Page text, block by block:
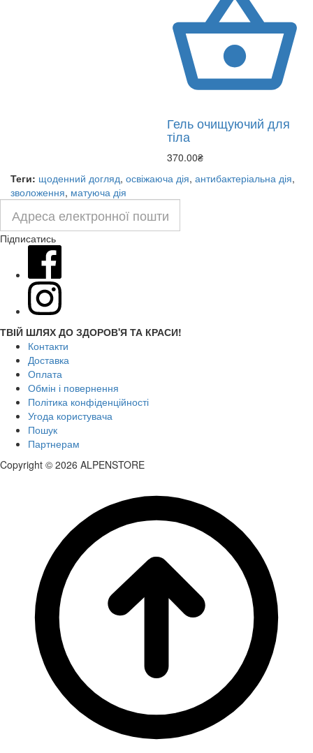
Гель очищуючий для
тіла
370.00₴
Теги: щоденний догляд, освіжаюча дія, антибактеріальна дія,
зволоження, матуюча дія
Підписатись
ТВІЙ ШЛЯХ ДО ЗДОРОВ'Я ТА КРАСИ!
Контакти
Доставка
Оплата
Обмін і повернення
Політика конфіденційності
Угода користувача
Пошук
Партнерам
Copyright © 2026 ALPENSTORE